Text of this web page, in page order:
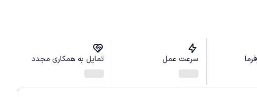
سرعت عمل تمایل به همکاری مجدد